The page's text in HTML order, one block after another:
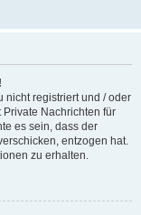
nicht registriert und / oder
Nachrichten für
es sein, dass der
entzogen hat.
zu erhalten.